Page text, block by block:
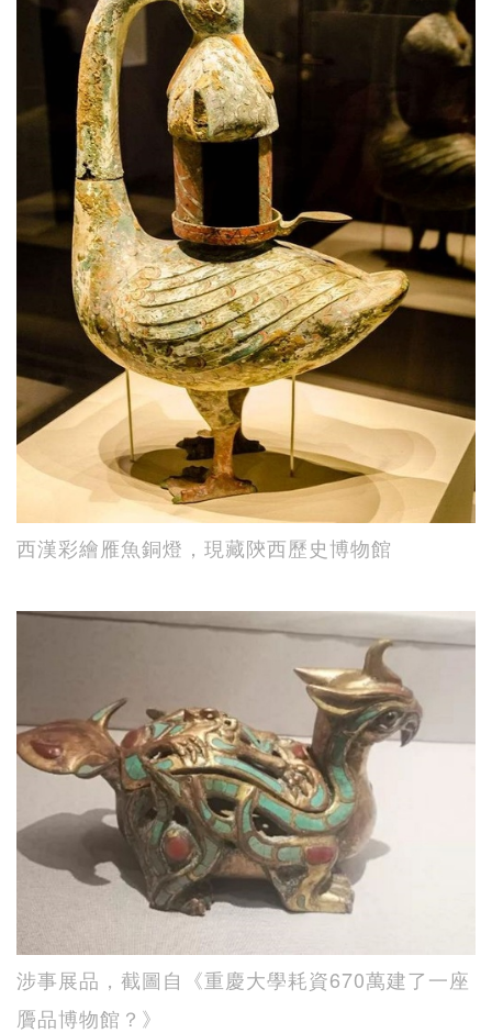
西漢彩繪雁魚銅燈，現藏陝西歷史博物館
涉事展品，截圖自《重慶大學耗資670萬建了一座
贗品博物館？》